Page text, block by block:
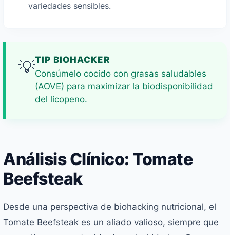
variedades sensibles.
💡TIP BIOHACKER
Consúmelo cocido con grasas saludables
(AOVE) para maximizar la biodisponibilidad
del licopeno.
Análisis Clínico: Tomate
Beefsteak
Desde una perspectiva de biohacking nutricional, el
Tomate Beefsteak es un aliado valioso, siempre que